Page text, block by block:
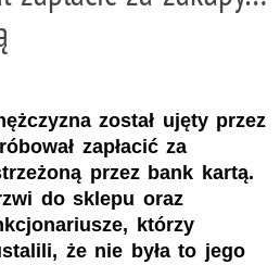
został ujęty przez
zapłacić za
przez bank kartą.
do sklepu oraz
którzy
że nie była to jego